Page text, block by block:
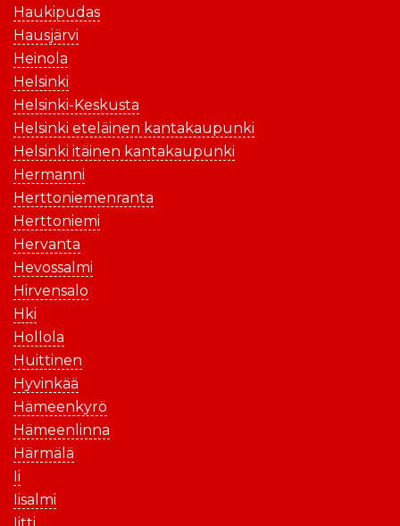
Haukipudas
Hausjärvi
Heinola
Helsinki
Helsinki-Keskusta
Helsinki eteläinen kantakaupunki
Helsinki itäinen kantakaupunki
Hermanni
Herttoniemenranta
Herttoniemi
Hervanta
Hevossalmi
Hirvensalo
Hki
Hollola
Huittinen
Hyvinkää
Hämeenkyrö
Hämeenlinna
Härmälä
Ii
Iisalmi
Iitti